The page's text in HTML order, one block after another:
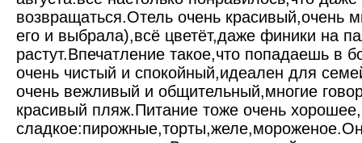
возвращаться.Отель очень красивый,очень
его и выбрала),всё цветёт,даже финики на
растут.Впечатление такое,что попадаешь в
очень чистый и спокойный,идеален для
очень вежливый и общительный,многие
красивый пляж.Питание тоже очень